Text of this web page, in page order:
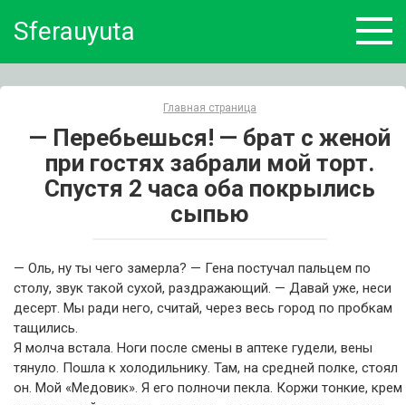
Sferauyuta
Главная страница
— Перебьешься! — брат с женой
при гостях забрали мой торт.
Спустя 2 часа оба покрылись
сыпью
— Оль, ну ты чего замерла? — Гена постучал пальцем по
столу, звук такой сухой, раздражающий. — Давай уже, неси
десерт. Мы ради него, считай, через весь город по пробкам
тащились.
Я молча встала. Ноги после смены в аптеке гудели, вены
тянуло. Пошла к холодильнику. Там, на средней полке, стоял
он. Мой «Медовик». Я его полночи пекла. Коржи тонкие, крем